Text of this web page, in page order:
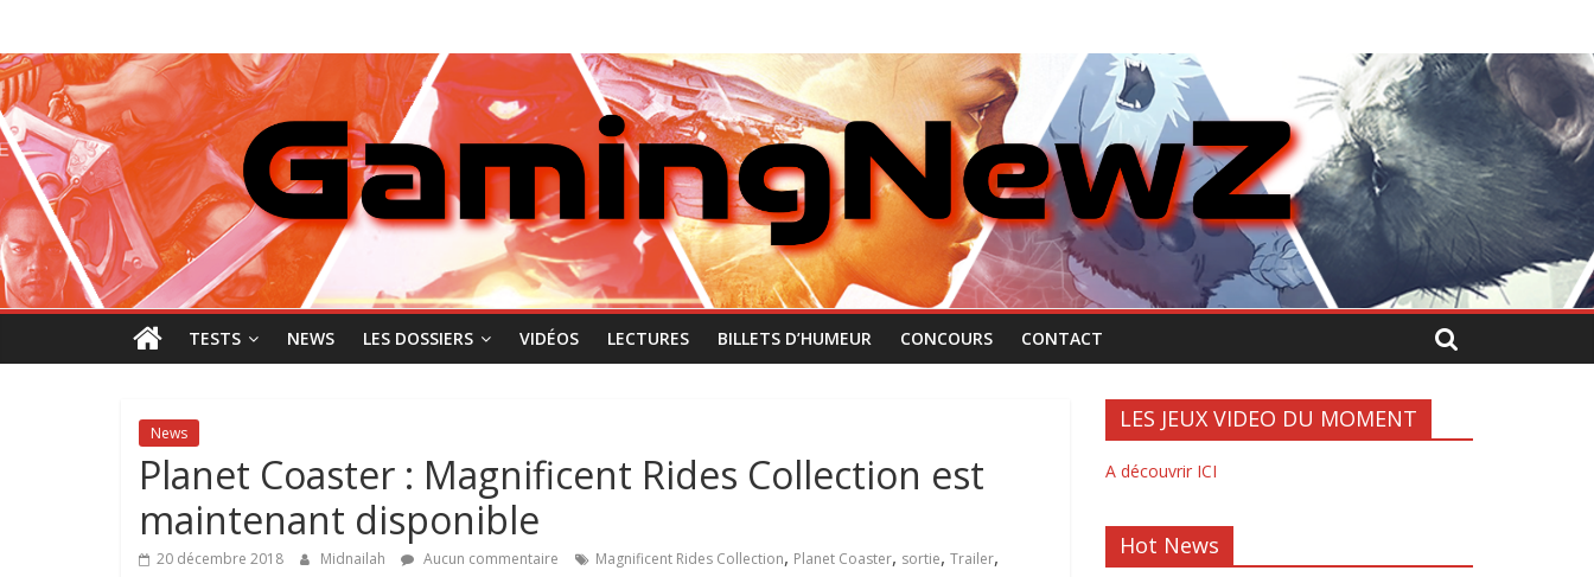
contenu
GamingNewZ
Tests
et
Actu
des
jeux
vidéo
TESTS NEWS LES DOSSIERS VIDÉOS LECTURES BILLETS D’HUMEUR CONCOURS CONTACT
News
Planet Coaster : Magnificent Rides Collection est
maintenant disponible
20 décembre 2018 Midnailah Aucun commentaire Magnificent Rides Collection, Planet Coaster, sortie, Trailer,
LES JEUX VIDEO DU MOMENT
A découvrir ICI
Hot News